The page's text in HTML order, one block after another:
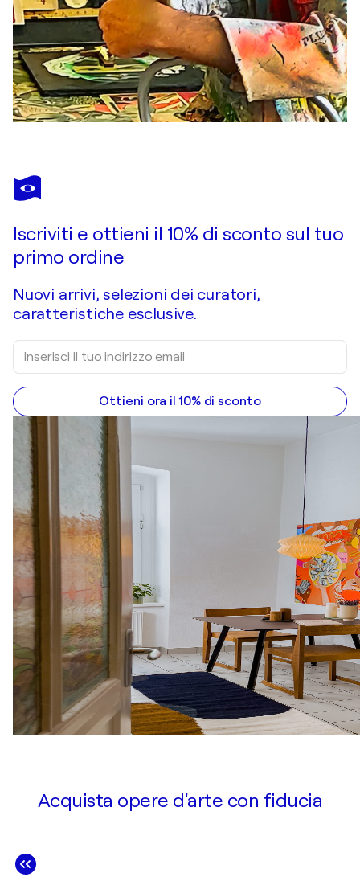
Iscriviti e ottieni il 10% di sconto sul tuo
primo ordine
Nuovi arrivi, selezioni dei curatori,
caratteristiche esclusive.
Ottieni ora il 10% di sconto
Acquista opere d'arte con fiducia